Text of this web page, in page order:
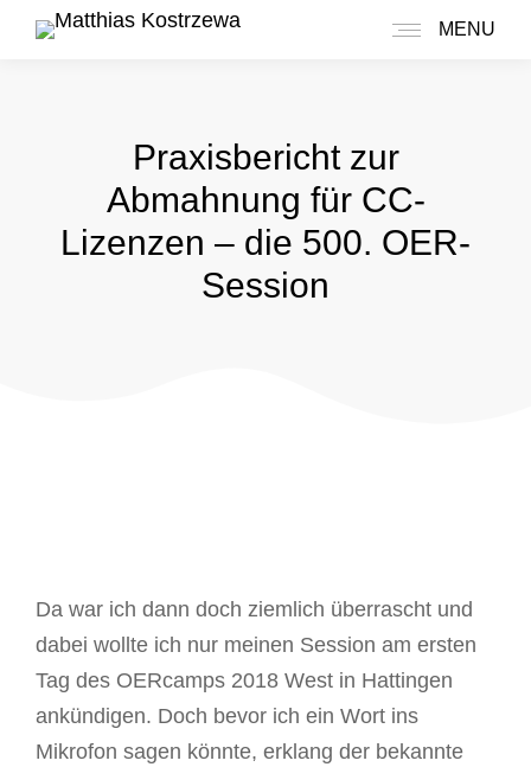
MENU
Praxisbericht zur
Abmahnung für CC-
Lizenzen – die 500. OER-
Session
Da war ich dann doch ziemlich überrascht und
dabei wollte ich nur meinen Session am ersten
Tag des OERcamps 2018 West in Hattingen
ankündigen. Doch bevor ich ein Wort ins
Mikrofon sagen könnte, erklang der bekannte